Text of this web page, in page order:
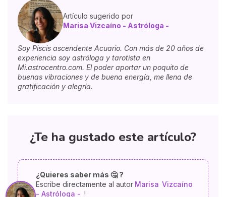
Artículo sugerido por
Marisa Vizcaíno - Astróloga -
Soy Piscis ascendente Acuario. Con más de 20 años de
experiencia soy astróloga y tarotista en
Mi.astrocentro.com. El poder aportar un poquito de
buenas vibraciones y de buena energía, me llena de
gratificación y alegría.
¿Te ha gustado este artículo?
¿Quieres saber más 🤔 ?
Escribe directamente al autor Marisa Vizcaíno
- Astróloga - !